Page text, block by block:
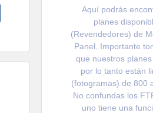
Aquí podrás
planes
(Revendedores) de
Panel. Importante
que nuestros
por lo tanto están
(fotogramas) de 800
No confundas los
uno tiene una